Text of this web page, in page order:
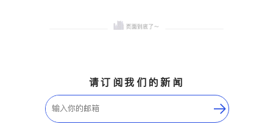
请订阅我们的新闻